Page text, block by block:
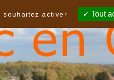
souhaitez activer
Tout